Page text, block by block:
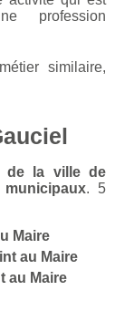
profession
similaire,
de la ville de
. 5
Maire
au Maire
au Maire